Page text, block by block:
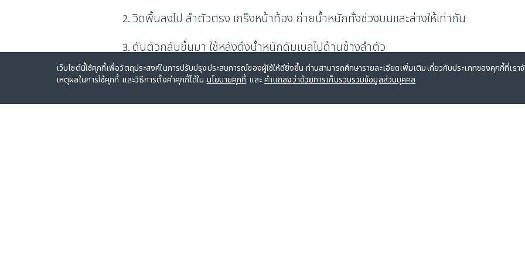
วิดพื้นลงไป ลำตัวตรง เกร็งหน้าท้อง ถ่ายน้ำหนักทั้งช่วงบนและล่างให้เท่ากัน
ดันตัวกลับขึ้นมา ใช้หลังดึงน้ำหนักดัมเบลไปด้านข้างลำตัว
สลับข้าง ใช้หลังดึงน้ำหนักดัมเบลไปด้านข้างลำตัว จากนั้นกลับไปที่ท่าเริ่มต้น และทำซ้ำ
สมาชิกเอไอเอ ไวทัลลิตี้ ออกกำลังกายแล้วอย่าลืมซิงก์ข้อมูลจากแอปออกกำลังกายใ
เว็บไซต์นี้ใช้คุกกี้เพื่อวัตถุประสงค์ในการปรับปรุงประสบการณ์ของผู้ใช้ให้ดียิ่งขึ้น ท่านสามารถศึกษารายละเอียดเพิ่มเติมเกี่ยวกับประเภทของคุกกี้ที่เรา
เหตุผลในการใช้คุกกี้ และวิธีการตั้งค่าคุกกี้ได้ใน นโยบายคุกกี้ และคำแถลงว่าด้วยการเก็บรวบรวมข้อมูลส่วนบุคคล